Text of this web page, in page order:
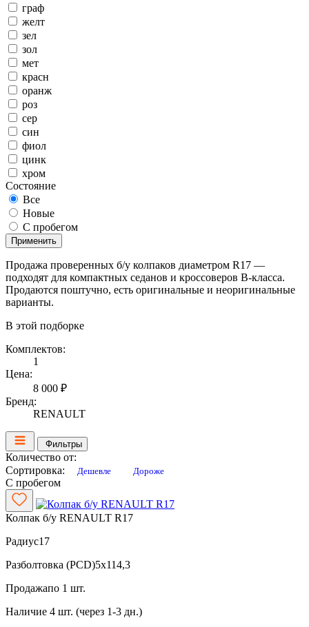
граф
желт
зел
зол
мет
красн
оранж
роз
сер
син
фиол
цинк
хром
Состояние
Все
Новые
С пробегом
Применить
Продажа проверенных б/у колпаков диаметром R17 —
подходят для компактных седанов и кроссоверов B-класса.
Продаются поштучно, есть оригинальные и неоригинальные
варианты.
В этой подборке
Комплектов:
1
Цена:
8 000 ₽
Бренд:
RENAULT
Фильтры
Количество от:
Сортировка:
Дешевле Дороже
С пробегом
Колпак б/у RENAULT R17
Радиус17
Разболтовка (PCD)5x114,3
Продажапо 1 шт.
Наличие 4 шт. (через 1-3 дн.)